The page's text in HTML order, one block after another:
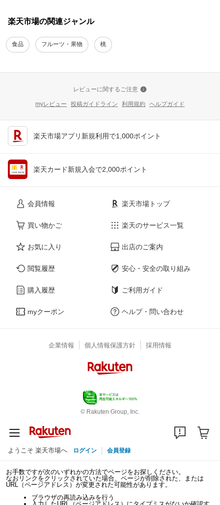
楽天市場の関連ジャンル
食品 フルーツ・果物 桃
レビューに関するご注意
myレビュー 投稿ガイドライン 利用規約 ヘルプガイド
楽天市場アプリ新規利用で1,000ポイント
楽天カード新規入会で2,000ポイント
会員情報
買い物かご
お気に入り
閲覧履歴
購入履歴
myクーポン
楽天市場トップ
楽天のサービス一覧
出店のご案内
安心・安全の取り組み
ご利用ガイド
ヘルプ・問い合わせ
企業情報 個人情報保護方針 採用情報
© Rakuten Group, Inc.
ようこそ 楽天市場へ ログイン 会員登録
お手数ですが次のいずれかの方法でページをお探しください。
なおリンクをクリックされていた場合、ページが削除された、または
URL（ページアドレス）が変更された可能性があります。
ブラウザの再読み込みを行う